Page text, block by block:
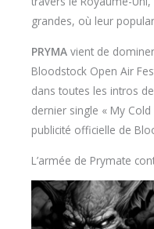
grandes, où leur
PRYMA vient de
Bloodstock Open Air
dans toutes les intros
dernier single « My
publicité officielle de
L’armée de Prymate